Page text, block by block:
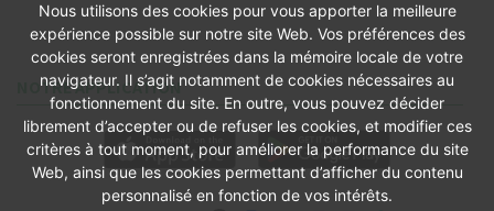
NOTRE APPLICATION
Nous utilisons des cookies pour vous apporter la meilleure
expérience possible sur notre site Web. Vos préférences des
cookies seront enregistrées dans la mémoire locale de votre
navigateur. Il s’agit notamment de cookies nécessaires au
fonctionnement du site. En outre, vous pouvez décider
librement d’accepter ou de refuser les cookies, et modifier ces
critères à tout moment, pour améliorer la performance du site
Web, ainsi que les cookies permettant d’afficher du contenu
personnalisé en fonction de vos intérêts.